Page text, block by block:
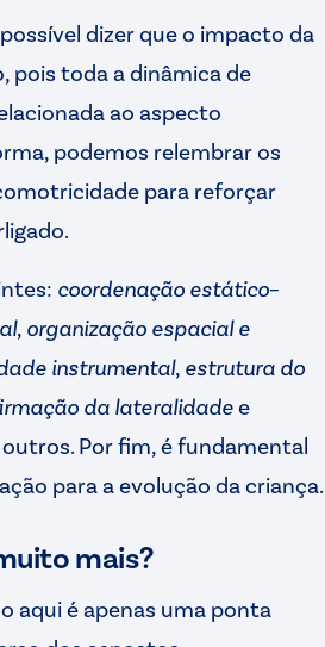
dizer que o impacto da
pois toda a dinâmica de
ao aspecto
podemos relembrar os
para reforçar
coordenação estático–
, organização espacial e
instrumental, estrutura do
da lateralidadee
outros. Por fim, é fundamental
para a evolução da criança.
mais?
aqui é apenas uma ponta